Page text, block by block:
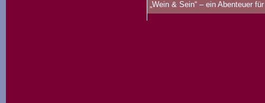
„Wein & Sein“ – ein Abenteuer